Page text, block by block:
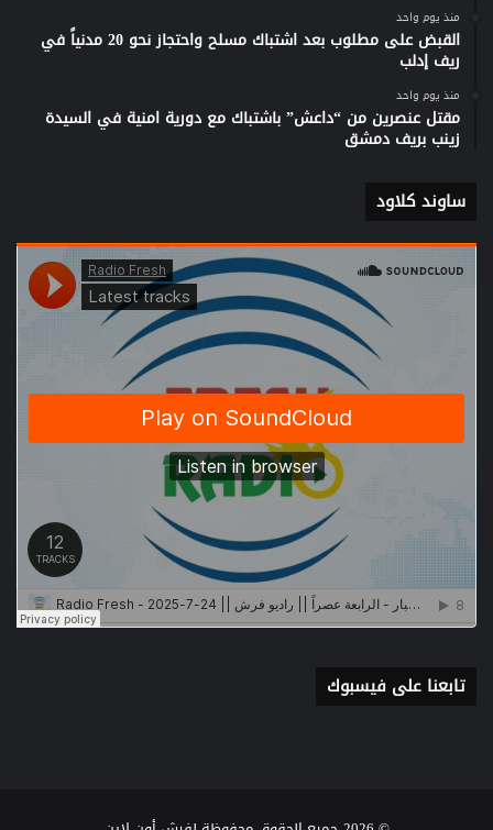
منذ يوم واحد
القبض على مطلوب بعد اشتباك مسلح واحتجاز نحو 20 مدنياً في
ريف إدلب
منذ يوم واحد
مقتل عنصرين من “داعش” باشتباك مع دورية امنية في السيدة
زينب بريف دمشق
ساوند كلاود
تابعنا على فيسبوك